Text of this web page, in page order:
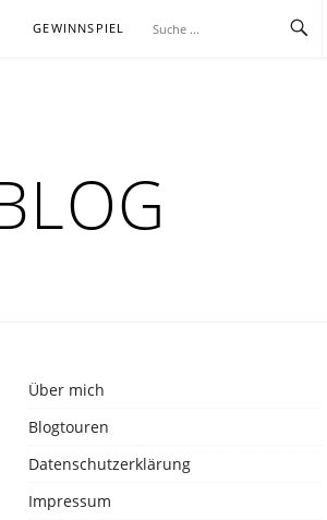
GEWINNSPIEL
Über mich
Blogtouren
Datenschutzerklärung
Impressum